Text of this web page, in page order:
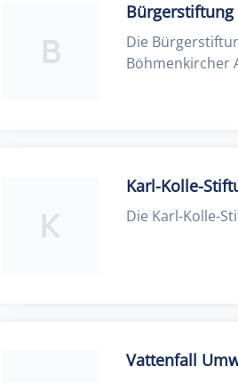
B
Die
Böhmenkircher
K
Karl-Kolle-
Die Karl-Kolle-
Vattenfall